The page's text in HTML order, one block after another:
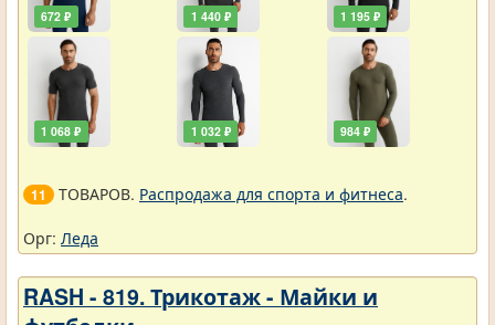
672 ₽
1 068 ₽
1 440 ₽
1 032 ₽
1 195 ₽
984 ₽
11 ТОВАРОВ. Распродажа для спорта и фитнеса.
Орг: Леда
RASH - 819. Трикотаж - Майки и